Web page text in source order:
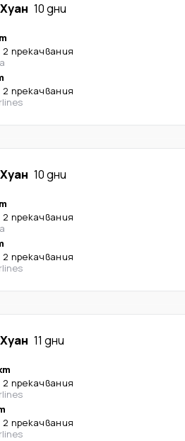
10 дни
2 прекачвания
2 прекачвания
10 дни
2 прекачвания
2 прекачвания
11 дни
2 прекачвания
2 прекачвания